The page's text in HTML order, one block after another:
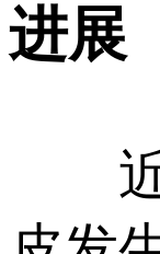
进展
近